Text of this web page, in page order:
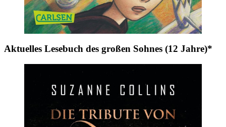
Aktuelles Lesebuch des großen Sohnes (12 Jahre)*